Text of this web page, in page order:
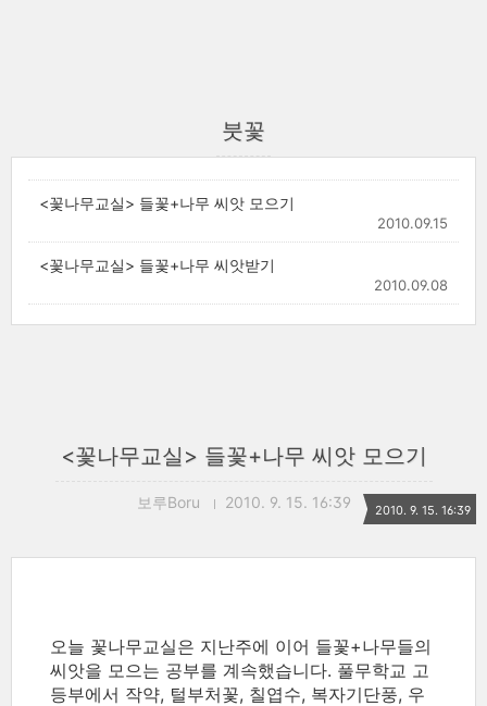
붓꽃
<꽃나무교실> 들꽃+나무 씨앗 모으기
2010.09.15
<꽃나무교실> 들꽃+나무 씨앗받기
2010.09.08
<꽃나무교실> 들꽃+나무 씨앗 모으기
보루Boru 2010. 9. 15. 16:39 2010. 9. 15. 16:39
오늘 꽃나무교실은 지난주에 이어 들꽃+나무들의
씨앗을 모으는 공부를 계속했습니다. 풀무학교 고
등부에서 작약, 털부처꽃, 칠엽수, 복자기단풍, 우